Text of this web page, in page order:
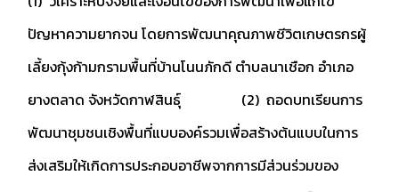
ปัญหาความยากจน โดยการพัฒนาคุณภาพชีวิตเกษตรกรผู้
เลี้ยงกุ้งก้ามกรามพื้นที่บ้านโนนภักดี ตำบลนาเชือก อำเภอ
ยางตลาด จังหวัดกาฬสินธุ์
(2) ถอดบทเรียนการ
พัฒนาชุมชนเชิงพื้นที่แบบองค์รวมเพื่อสร้างต้นแบบในการ
ส่งเสริมให้เกิดการประกอบอาชีพจากการมีส่วนร่วมของ